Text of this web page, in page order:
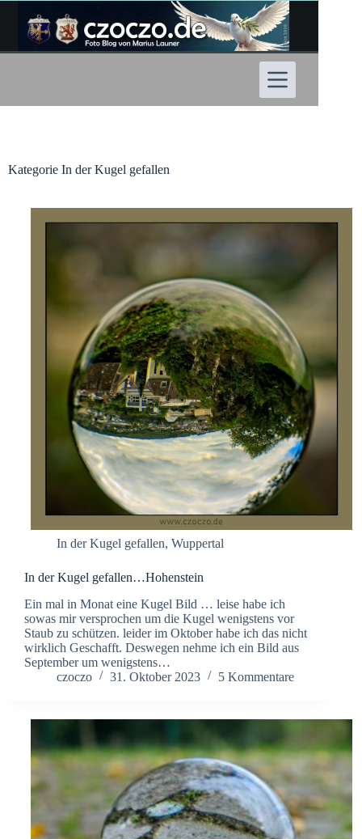
Inhalt
springen
Kategorie In der Kugel gefallen
In der Kugel gefallen, Wuppertal
In der Kugel gefallen…Hohenstein
Ein mal in Monat eine Kugel Bild … leise habe ich
sowas mir versprochen um die Kugel wenigstens vor
Staub zu schützen. leider im Oktober habe ich das nicht
wirklich Geschafft. Deswegen nehme ich ein Bild aus
September um wenigstens…
czoczo
31. Oktober 2023 5 Kommentare